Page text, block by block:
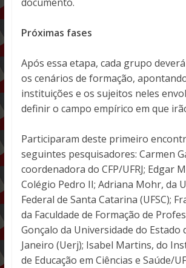
Próximas fases
Após essa etapa, cada grupo
os cenários de formação,
instituições e os sujeitos neles
definir o campo empírico em que
Participaram deste primeiro
seguintes pesquisadores: Carmen
coordenadora do CFP/UFRJ; Edgar
Colégio Pedro II; Adriana Mohr, da
Federal de Santa Catarina (UFSC);
da Faculdade de Formação de
Gonçalo da Universidade do Estado
Janeiro (Uerj); Isabel Martins, do
de Educação em Ciências e Saúde/